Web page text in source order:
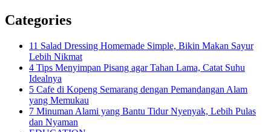
Categories
11 Salad Dressing Homemade Simple, Bikin Makan Sayur
Lebih Nikmat
4 Tips Menyimpan Pisang agar Tahan Lama, Catat Suhu
Idealnya
5 Cafe di Kopeng Semarang dengan Pemandangan Alam
yang Memukau
7 Minuman Alami yang Bantu Tidur Nyenyak, Lebih Pulas
dan Nyaman